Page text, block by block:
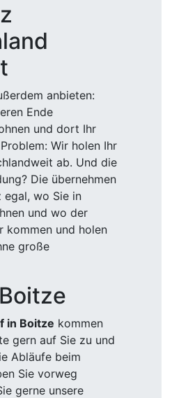
anbieten:
Ende
und dort Ihr
Wir holen Ihr
ab. Und die
Die übernehmen
egal, wo Sie in
und wo der
kommen und holen
große
in Boitze kommen
gern auf Sie zu und
Abläufe beim
Sie vorweg
gerne unsere